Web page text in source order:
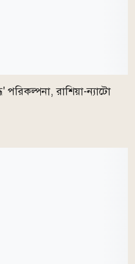
পরিকল্পনা, রাশিয়া-ন্যাটো